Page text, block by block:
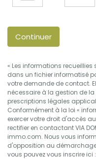
Continuer
« Les informations
dans un fichier informatisé par
votre demande de contact.
nécessaire à la gestion de
prescriptions légales
Conformément à la loi «
exercer votre droit d'accès
rectifier en contactant VIA
immo.com. Nous vous
d'opposition au
vous pouvez vous inscrire ici :